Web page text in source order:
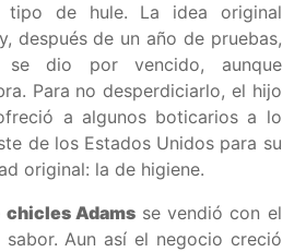
tipo de hule. La idea original
después de un año de pruebas,
se dio por vencido, aunque
Para no desperdiciarlo, el hijo
a algunos boticarios a lo
de los Estados Unidos para su
original: la de higiene.
chicles Adams se vendió con el
Aun así el negocio creció